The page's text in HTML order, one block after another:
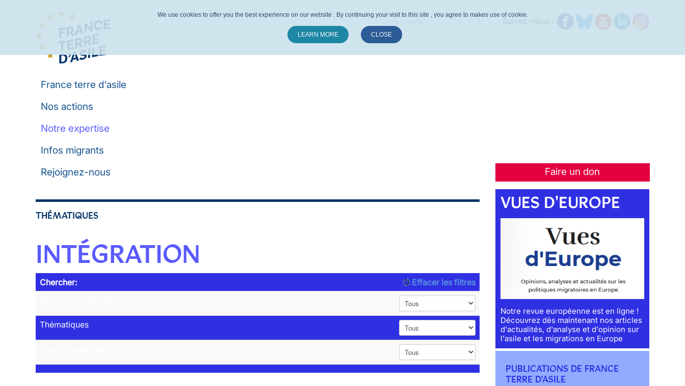
France terre d'asile
Nos actions
Notre expertise
Infos migrants
Faire un don
Rejoignez-nous
THÉMATIQUES
INTÉGRATION
Chercher:
Effacer les filtres
Thématiques
VUES D'EUROPE
Notre revue européenne est en ligne !
Découvrez dès maintenant nos articles
d'actualités, d'analyse et d'opinion sur
l'asile et les migrations en Europe
PUBLICATIONS DE FRANCE
TERRE D'ASILE
We use cookies to offer you the best experience on our website . By continuing your visit to this site , you agree to makes use of cookie.
LEARN MORE CLOSE